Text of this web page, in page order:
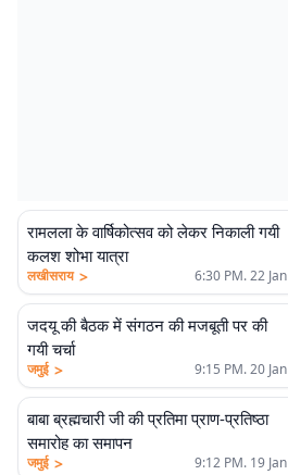
रामलला के वार्षिकोत्सव को लेकर निकाली गयी
कलश शोभा यात्रा
लखीसराय > 6:30 PM. 22 Jan
जदयू की बैठक में संगठन की मजबूती पर की
गयी चर्चा
जमुई > 9:15 PM. 20 Jan
बाबा ब्रह्मचारी जी की प्रतिमा प्राण-प्रतिष्ठा
समारोह का समापन
जमुई > 9:12 PM. 19 Jan